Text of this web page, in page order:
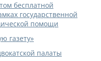
бесплатной
государственной
помощи
газету»
палаты